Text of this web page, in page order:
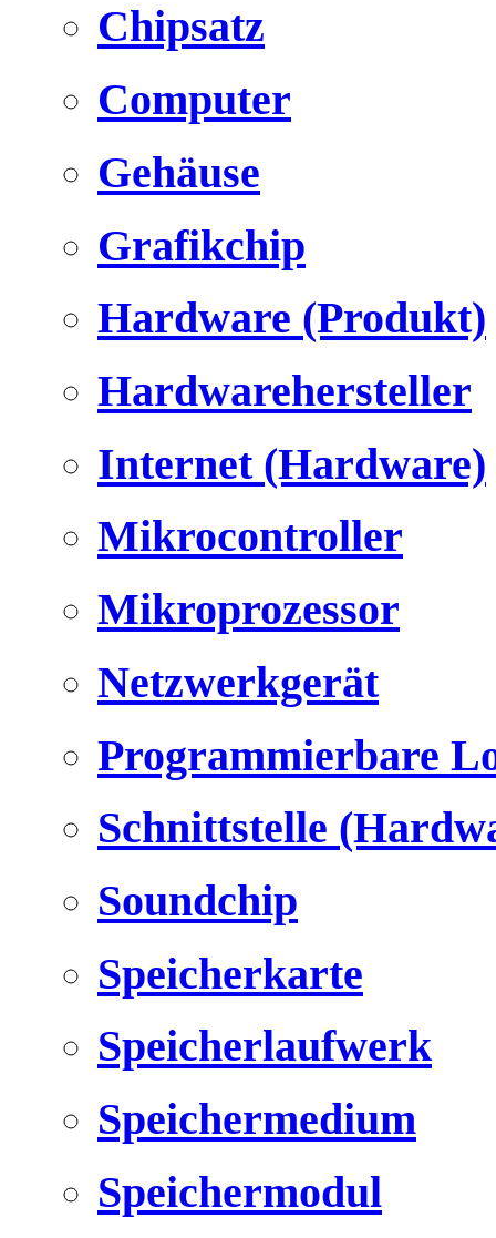
Chipsatz
Computer
Gehäuse
Grafikchip
Hardware (Produkt)
Hardwarehersteller
Internet (Hardware)
Mikrocontroller
Mikroprozessor
Netzwerkgerät
Programmierbare
Schnittstelle
Soundchip
Speicherkarte
Speicherlaufwerk
Speichermedium
Speichermodul